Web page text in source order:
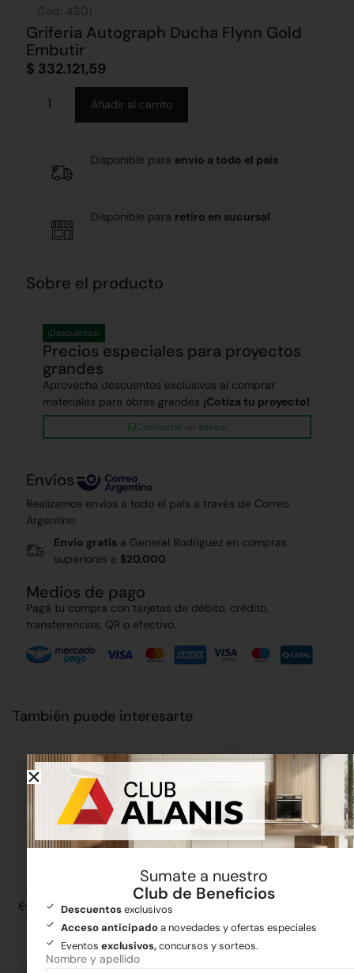
Cod: 4201
Griferia Autograph Ducha Flynn Gold
Embutir
$ 332.121,59
Añadir al carrito
Disponible para envío a todo el país
Disponible para retiro en sucursal
Sobre el producto
Precios especiales para proyectos
grandes
¡Descuentos!
Aprovecha descuentos exclusivos al comprar
materiales para obras grandes ¡Cotiza tu proyecto!
Contactar un asesor
Envíos
Realizamos envíos a todo el país a través de Correo
Argentino
Envío gratis a General Rodríguez en compras
superiores a $20.000
Medios de pago
Pagá tu compra con tarjetas de débito, crédito,
transferencias, QR o efectivo.
También puede interesarte
Grifería Grifería
Sumate a nuestro
Club de Beneficios
Descuentosexclusivos
Acceso anticipadoa novedades y ofertas especiales
Eventos exclusivos,concursos y sorteos.
Nombre y apellido